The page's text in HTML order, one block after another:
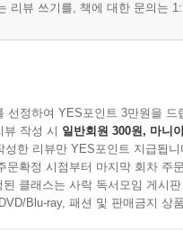
리뷰 쓰기를, 책에 대한 문의는
선정하여 YES포인트 3만원을 드
뷰 작성 시 일반회원 300원, 마니
성한 리뷰만 YES포인트 지급됩니
문확정 시점부터 마지막 회차 주
클래스는 사락 독서모임 게시
Blu-ray, 패션 및 판매금지 상